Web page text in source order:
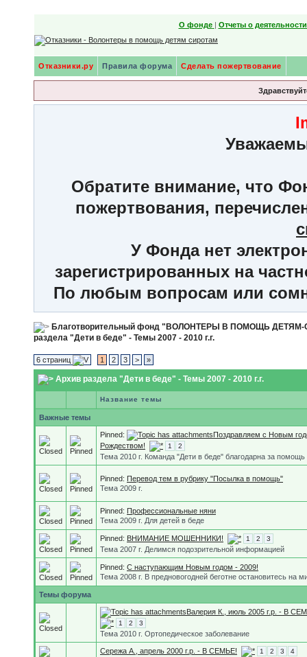
О фонде | Отчеты о
Отказники.ру Правила форума Сделать пожертвование
Обратите внимание, что
пожертвования,
У Фонда нет
зарегистрированных на
По любым вопросам или
Благотворительный фонд "ВОЛОНТЕРЫ В ПОМОЩЬ
раздела "Дети в беде" - Темы 2007 - 2010 г.г.
6 страниц 1 2 3 > »
Архив раздела "Дети в беде" - Темы 2007 - 2010 г.г.
Название темы
Важные темы
Pinned:
Поздравляем с Новым
Рождеством!
1 2
Тема 2010 г. Команда "Дети в беде" благодарна за помощь
Pinned: Перевод тем в рубрику "Посылка в помощь"
Тема 2009 г.
Pinned: Профессиональные няни
Тема 2009 г. Для детей в беде
Pinned: ВНИМАНИЕ МОШЕННИКИ! 1 2 3
Тема 2007 г. Делимся подозрительной информацией
Pinned: С наступающим Новым годом - 2009!
Тема 2008 г. В предновогодней беготне остановитесь на
Темы форума
Валерия К., июль 2005 г.р. - В
1 2 3
Тема 2010 г. Ортопедическое заболевание
Сережа А., апрель 2000 г.р. - В СЕМЬЕ! 1 2 3 4